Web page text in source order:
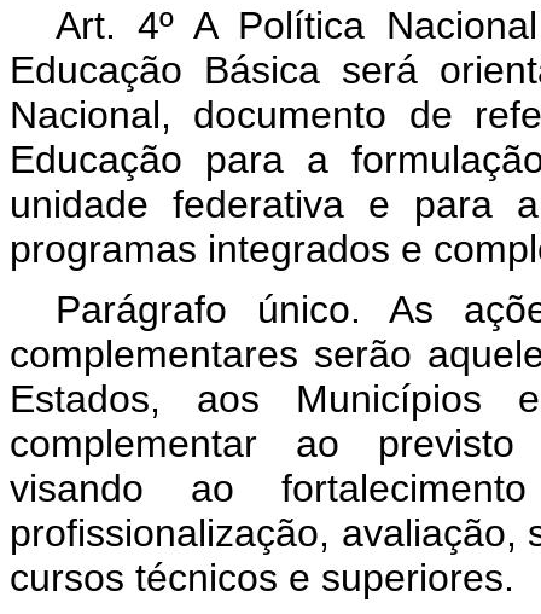
Art. 4º A Política
Educação Básica será
Nacional, documento de
Educação para a
unidade federativa e para
programas integrados e
Parágrafo único. As
complementares serão
Estados, aos
complementar ao previsto
visando ao
profissionalização, avaliação,
cursos técnicos e superiores.